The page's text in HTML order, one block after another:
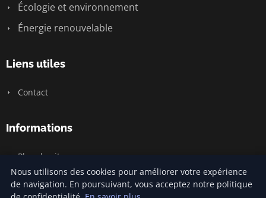
Écologie et environnement
Énergie renouvelable
Liens utiles
Contact
Informations
Plan du site
Nous utilisons des cookies pour améliorer votre expérience
de navigation. En poursuivant, vous acceptez notre politique